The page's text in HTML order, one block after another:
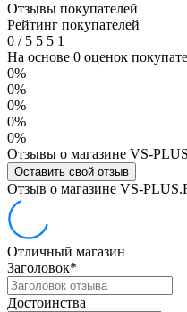
Отзывы покупателей
Рейтинг покупателей
0 /5 5 5 1
На основе 0 оценок
0%
0%
0%
0%
0%
Отзывы о магазине VS-
Оставить свой отзыв
Отзыв о магазине VS-
Отличный магазин
Заголовок*
Достоинства